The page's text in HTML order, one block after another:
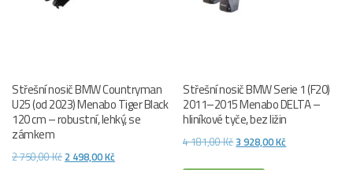
Střešní nosič BMW Countryman
U25 (od 2023) Menabo Tiger Black
120 cm – robustní, lehký, se
zámkem
2 750,00Kč Původní
2 498,00KčAktuální
Střešní nosič BMW Serie 1 (F20)
2011–2015 Menabo DELTA –
hliníkové tyče, bez ližin
4 181,00KčPůvodní
3 928,00KčAktuální